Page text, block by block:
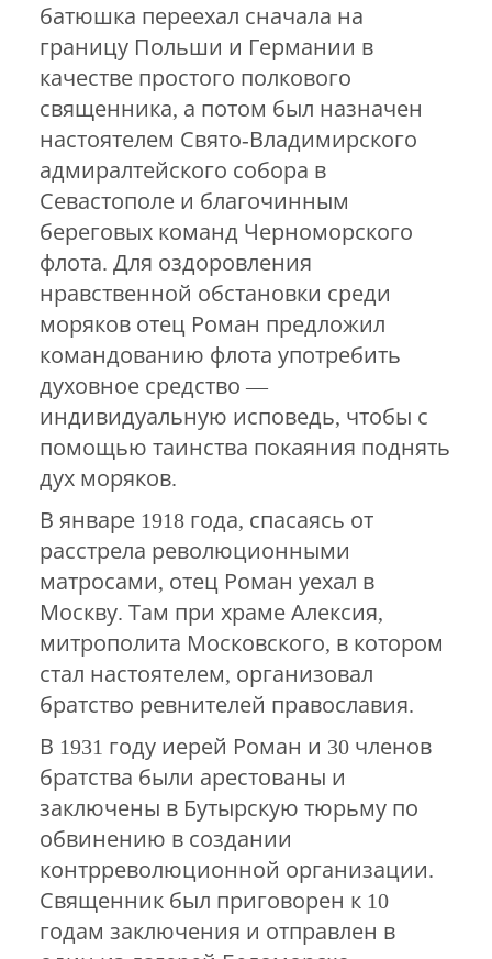
батюшка переехал сначала на
границу Польши и Германии в
качестве простого полкового
священника, а потом был назначен
настоятелем Свято-Владимирского
адмиралтейского собора в
Севастополе и благочинным
береговых команд Черноморского
флота. Для оздоровления
нравственной обстановки среди
моряков отец Роман предложил
командованию флота употребить
духовное средство —
индивидуальную исповедь, чтобы с
помощью таинства покаяния поднять
дух моряков.
В январе 1918 года, спасаясь от
расстрела революционными
матросами, отец Роман уехал в
Москву. Там при храме Алексия,
митрополита Московского, в котором
стал настоятелем, организовал
братство ревнителей православия.
В 1931 году иерей Роман и 30 членов
братства были арестованы и
заключены в Бутырскую тюрьму по
обвинению в создании
контрреволюционной организации.
Священник был приговорен к 10
годам заключения и отправлен в